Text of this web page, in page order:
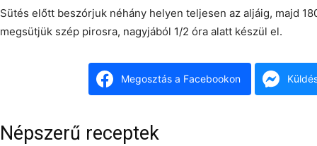
Sütés előtt beszórjuk néhány helyen teljesen az aljáig, majd
megsütjük szép pirosra, nagyjából 1/2 óra alatt készül el.
Megosztás a Facebookon
Népszerű receptek